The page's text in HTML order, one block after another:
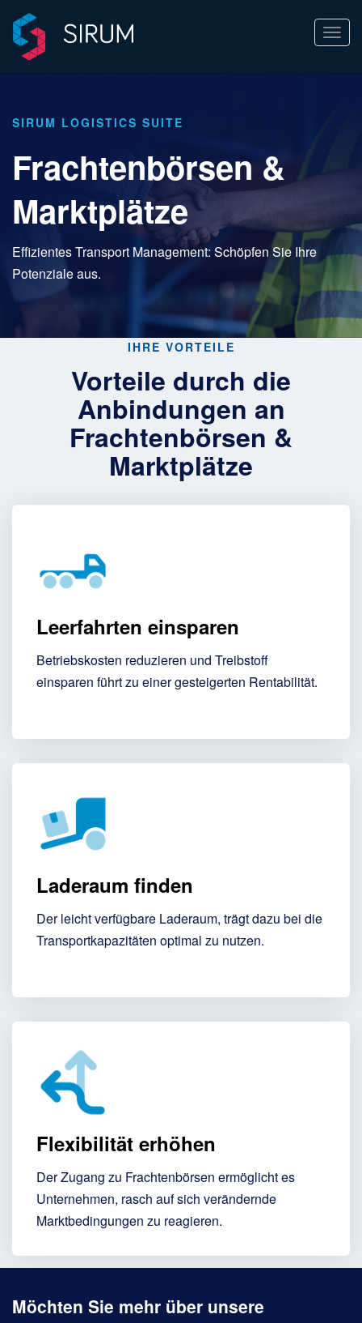
ein-/
SIRUM LOGISTICS SUITE
Frachtenbörsen &
Marktplätze
Effizientes Transport Management: Schöpfen Sie Ihre
Potenziale aus.
IHRE VORTEILE
Vorteile durch die
Anbindungen an
Frachtenbörsen &
Marktplätze
Leerfahrten einsparen
Betriebskosten reduzieren und Treibstoff
einsparen führt zu einer gesteigerten Rentabilität.
Laderaum finden
Der leicht verfügbare Laderaum, trägt dazu bei die
Transportkapazitäten optimal zu nutzen.
Flexibilität erhöhen
Der Zugang zu Frachtenbörsen ermöglicht es
Unternehmen, rasch auf sich verändernde
Marktbedingungen zu reagieren.
Möchten Sie mehr über unsere